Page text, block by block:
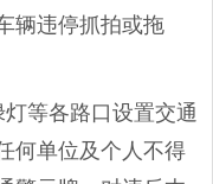
辆违停抓拍或拖
等各路口设置交通
何单位及个人不得